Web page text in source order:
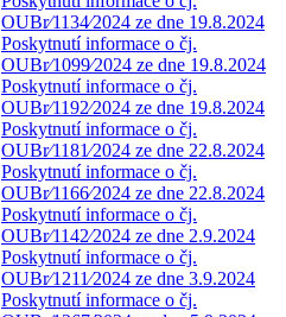
OUBr⁄1134⁄2024 ze dne 19.8.2024
Poskytnutí informace o čj.
OUBr⁄1099⁄2024 ze dne 19.8.2024
Poskytnutí informace o čj.
OUBr⁄1192⁄2024 ze dne 19.8.2024
Poskytnutí informace o čj.
OUBr⁄1181⁄2024 ze dne 22.8.2024
Poskytnutí informace o čj.
OUBr⁄1166⁄2024 ze dne 22.8.2024
Poskytnutí informace o čj.
OUBr⁄1142⁄2024 ze dne 2.9.2024
Poskytnutí informace o čj.
OUBr⁄1211⁄2024 ze dne 3.9.2024
Poskytnutí informace o čj.